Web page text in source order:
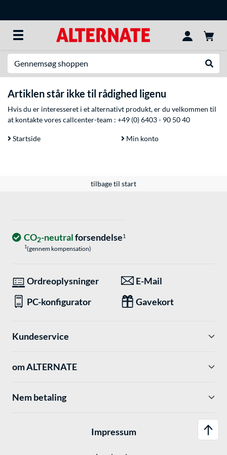
Artiklen står ikke til rådighed ligenu
Hvis du er interesseret i et alternativt produkt, er du velkommen til
at kontakte vores callcenter-team : +49 (0) 6403 - 90 50 40
Startside Min konto
tilbage til start
CO2-neutralforsendelse1
1(gennem kompensation)
Ordreoplysninger
E-Mail
PC-konfigurator
Gavekort
Kundeservice
om ALTERNATE
Nem betaling
Impressum